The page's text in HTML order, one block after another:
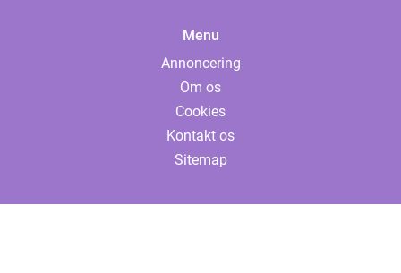
Menu
Annoncering
Om os
Cookies
Kontakt os
Sitemap